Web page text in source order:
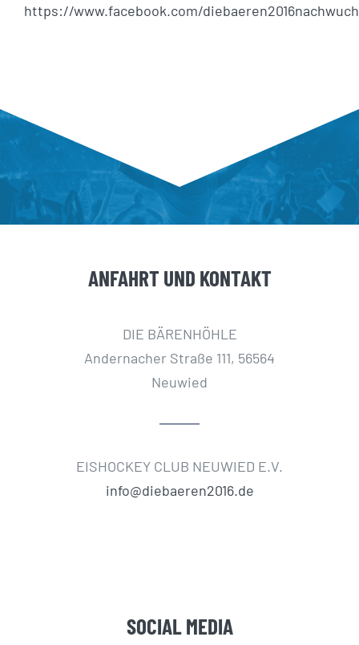
https://www.facebook.com/
ANFAHRT UND KONTAKT
DIE BÄRENHÖHLE
Andernacher Straße 111, 56564
Neuwied
EISHOCKEY CLUB NEUWIED E.V.
info@diebaeren2016.de
SOCIAL MEDIA